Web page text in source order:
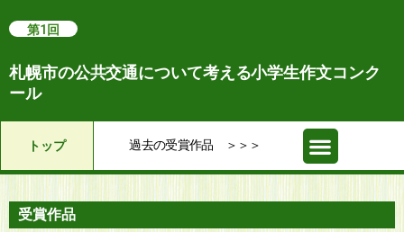
第1回
札幌市の公共交通について考える小学生作文コンク
ール
トップ 過去の受賞作品 ＞＞＞
受賞作品